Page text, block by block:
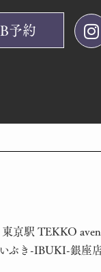
予約
京駅 TEKKO
ぶき-IBUKI-銀座